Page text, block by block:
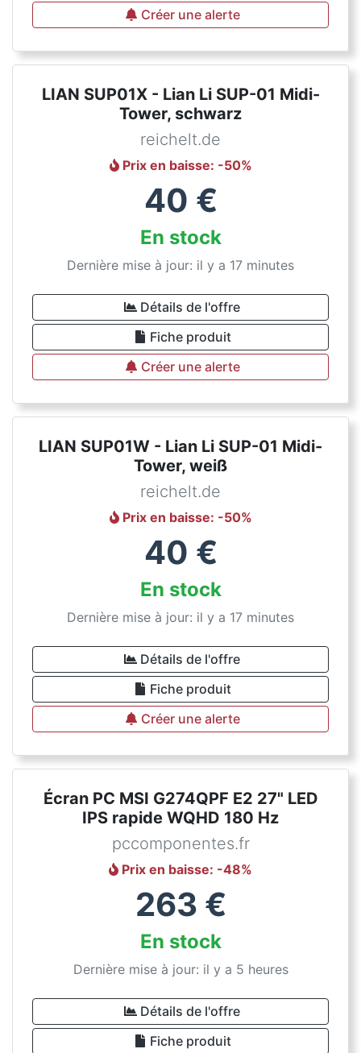
Créer une alerte
LIAN SUP01X - Lian Li SUP-01 Midi-
Tower, schwarz
reichelt.de
Prix en baisse: -50%
40 €
En stock
Dernière mise à jour: il y a 17 minutes
Détails de l'offre
Fiche produit
Créer une alerte
LIAN SUP01W - Lian Li SUP-01 Midi-
Tower, weiß
reichelt.de
Prix en baisse: -50%
40 €
En stock
Dernière mise à jour: il y a 17 minutes
Détails de l'offre
Fiche produit
Créer une alerte
Écran PC MSI G274QPF E2 27" LED
IPS rapide WQHD 180 Hz
pccomponentes.fr
Prix en baisse: -48%
263 €
En stock
Dernière mise à jour: il y a 5 heures
Détails de l'offre
Fiche produit